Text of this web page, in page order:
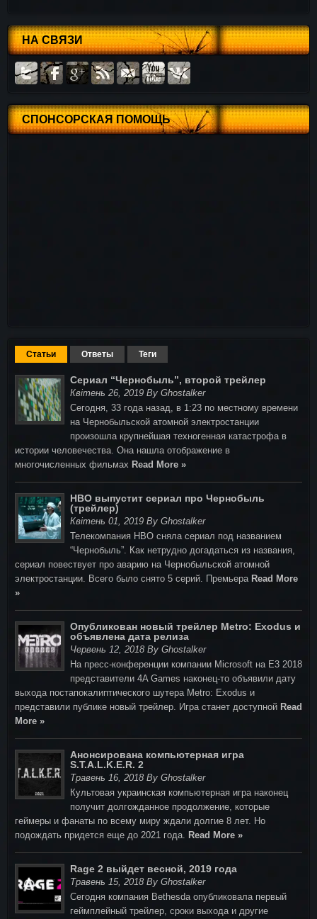
НА СВЯЗИ
СПОНСОРСКАЯ ПОМОЩЬ
Статьи Ответы Теги
Сериал “Чернобыль”, второй трейлер
Квітень 26, 2019 By Ghostalker
Сегодня, 33 года назад, в 1:23 по местному времени
на Чернобыльской атомной электростанции
произошла крупнейшая техногенная катастрофа в
истории человечества. Она нашла отображение в
многочисленных фильмах Read More »
HBO выпустит сериал про Чернобыль
(трейлер)
Квітень 01, 2019 By Ghostalker
Телекомпания HBO сняла сериал под названием
“Чернобыль”. Как нетрудно догадаться из названия,
сериал повествует про аварию на Чернобыльской атомной
электростанции. Всего было снято 5 серий. Премьера Read More
»
Опубликован новый трейлер Metro: Exodus и
объявлена дата релиза
Червень 12, 2018 By Ghostalker
На пресс-конференции компании Microsoft на E3 2018
представители 4A Games наконец-то объявили дату
выхода постапокалиптического шутера Metro: Exodus и
представили публике новый трейлер. Игра станет доступной Read
More »
Анонсирована компьютерная игра
S.T.A.L.K.E.R. 2
Травень 16, 2018 By Ghostalker
Культовая украинская компьютерная игра наконец
получит долгожданное продолжение, которые
геймеры и фанаты по всему миру ждали долгие 8 лет. Но
подождать придется еще до 2021 года. Read More »
Rage 2 выйдет весной, 2019 года
Травень 15, 2018 By Ghostalker
Cегодня компания Bethesda опубликовала первый
геймплейный трейлер, сроки выхода и другие